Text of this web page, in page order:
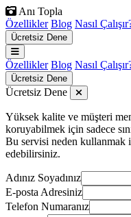
Anı Topla
Özellikler Blog Nasıl
Ücretsiz Dene
Özellikler Blog Nasıl
Ücretsiz Dene
Ücretsiz Dene
Yüksek kalite ve müşteri
koruyabilmek için sadece
Bu servisi neden kullanmak
edebilirsiniz.
Adınız Soyadınız
E-posta Adresiniz
Telefon Numaranız